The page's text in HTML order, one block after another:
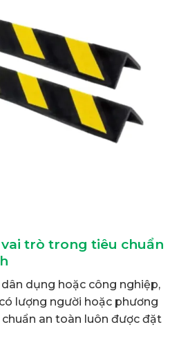
trò trong tiêu chuẩn
dụng hoặc công nghiệp,
lượng người hoặc phương
an toàn luôn được đặt